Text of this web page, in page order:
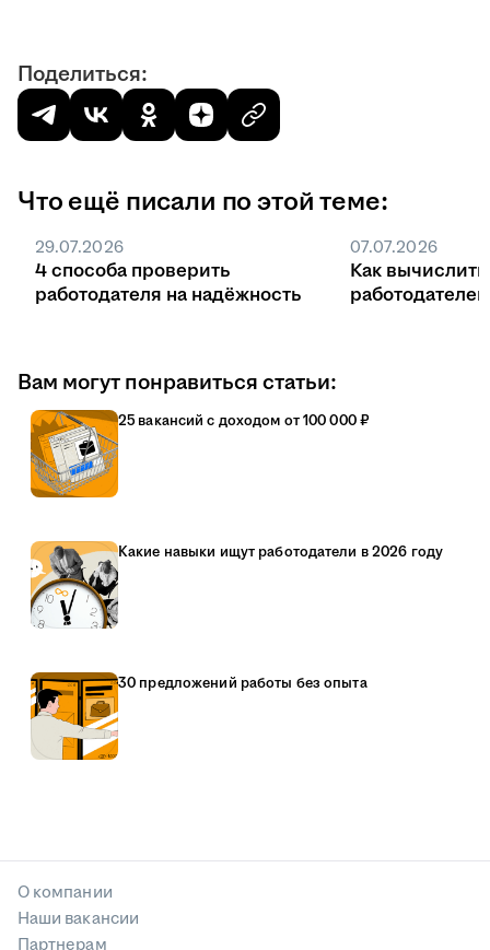
Поделиться:
Что ещё писали по этой теме:
29.07.2026
4 способа проверить
работодателя на надёжность
07.07.2026
Как вычислить
Вам могут понравиться статьи:
25 вакансий с доходом от 100 000 ₽
Какие навыки ищут работодатели в 2026 году
30 предложений работы без опыта
О компании
Наши вакансии
Партнерам